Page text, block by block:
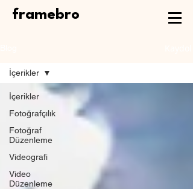
framebro
İçerikler
Fotoğrafçılık
Fotoğraf
Düzenleme
Videografi
Video
Düzenleme
İçerikler